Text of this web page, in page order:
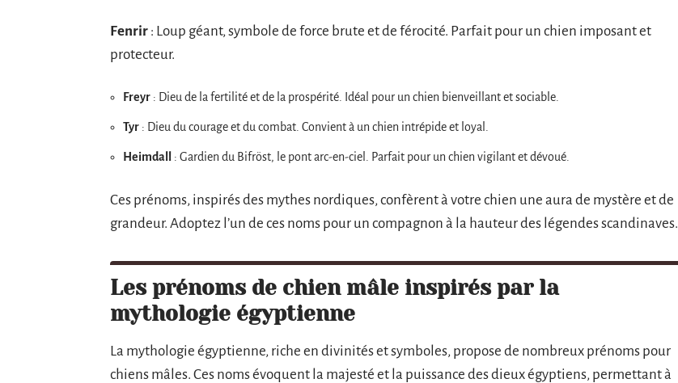
Fenrir : Loup géant, symbole de force brute et de férocité. Parfait pour un chien imposant et
protecteur.
Freyr : Dieu de la fertilité et de la prospérité. Idéal pour un chien bienveillant et sociable.
Tyr : Dieu du courage et du combat. Convient à un chien intrépide et loyal.
Heimdall : Gardien du Bifröst, le pont arc-en-ciel. Parfait pour un chien vigilant et dévoué.
Ces prénoms, inspirés des mythes nordiques, confèrent à votre chien une aura de mystère et de
grandeur. Adoptez l’un de ces noms pour un compagnon à la hauteur des légendes scandinaves.
Les prénoms de chien mâle inspirés par la
mythologie égyptienne
La mythologie égyptienne, riche en divinités et symboles, propose de nombreux prénoms pour
chiens mâles. Ces noms évoquent la majesté et la puissance des dieux égyptiens, permettant à